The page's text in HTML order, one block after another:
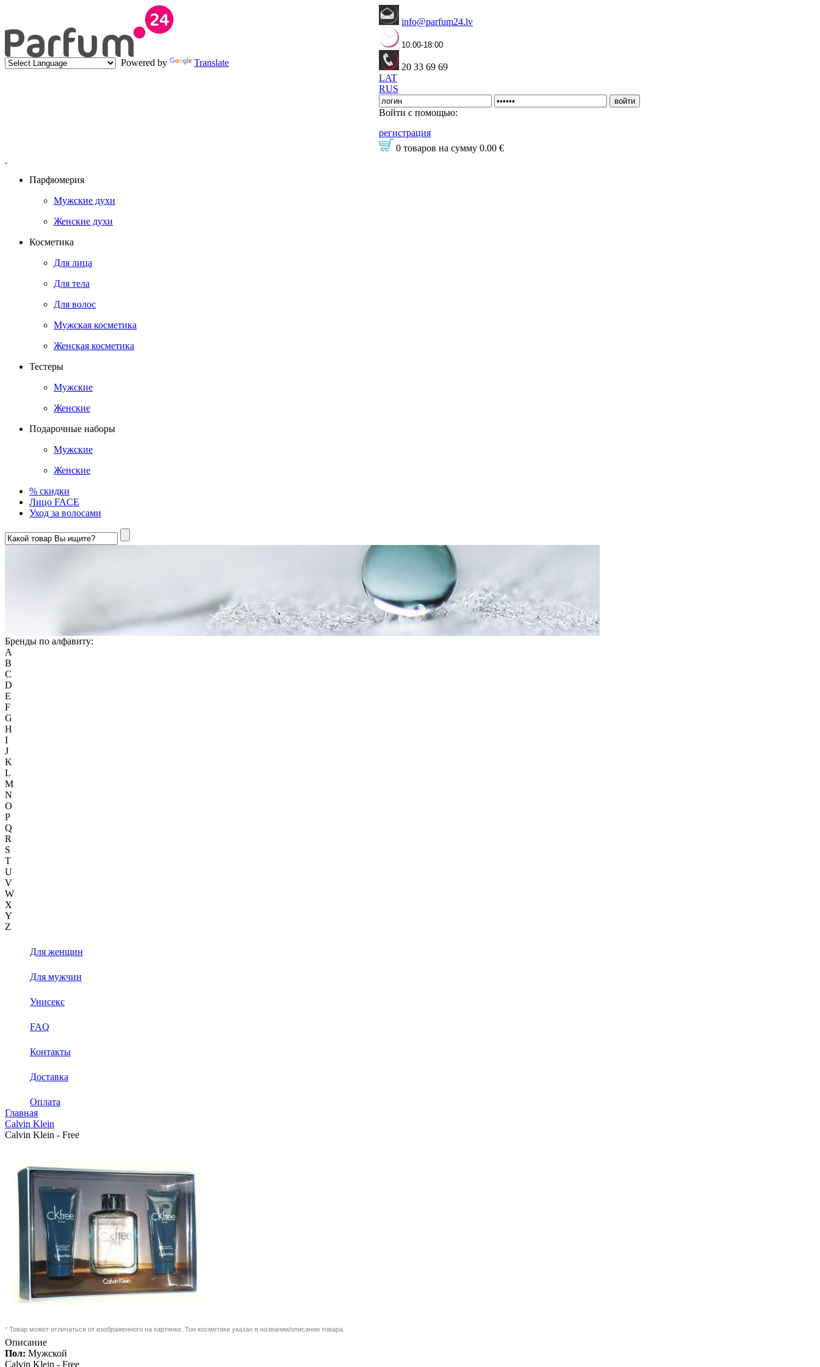
Powered by Translate
info@parfum24.lv
10:00-18:00
20 33 69 69
LAT
RUS
Войти с помощью:
регистрация
0 товаров на сумму 0.00 €
Парфюмерия
Мужские духи
Женские духи
Косметика
Для лица
Для тела
Для волос
Мужская косметика
Женская косметика
Тестеры
Мужские
Женские
Подарочные наборы
Мужские
Женские
% скидки
Лицо FACE
Уход за волосами
Бренды по алфавиту:
A
B
C
D
E
F
G
H
I
J
K
L
M
N
O
P
Q
R
S
T
U
V
W
X
Y
Z
Для женщин
Для мужчин
Унисекс
FAQ
Контакты
Доставка
Оплата
Главная
Calvin Klein
Calvin Klein - Free
* Товар может отличаться от изображенного на картинке. Тон косметики указан в названии/описании товара.
Описание
Пол: Мужской
Calvin Klein - Free